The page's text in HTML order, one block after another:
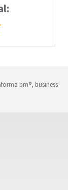
bm®, business